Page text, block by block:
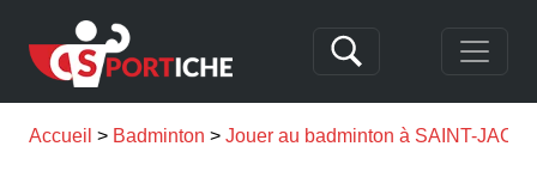
Accueil Badminton Jouer au badminton à SAINT-